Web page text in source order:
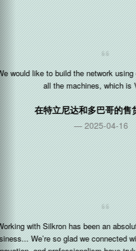
"Support team also
在马来西亚的鲜
2024-
"Great job guys! I